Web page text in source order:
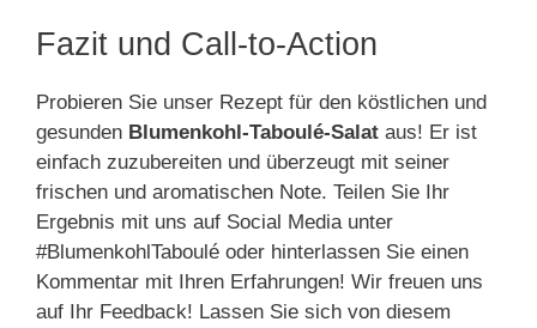
Fazit und Call-to-Action
Probieren Sie unser Rezept für den köstlichen und
gesunden Blumenkohl-Taboulé-Salat aus! Er ist
einfach zuzubereiten und überzeugt mit seiner
frischen und aromatischen Note. Teilen Sie Ihr
Ergebnis mit uns auf Social Media unter
#BlumenkohlTaboulé oder hinterlassen Sie einen
Kommentar mit Ihren Erfahrungen! Wir freuen uns
auf Ihr Feedback! Lassen Sie sich von diesem